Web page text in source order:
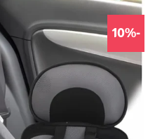
-10%